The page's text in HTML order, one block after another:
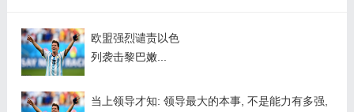
欧盟强烈谴责以色
列袭击黎巴嫩...
当上领导才知: 领导最大的本事, 不是能力有多强,